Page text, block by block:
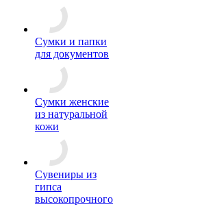
Сумки и папки
для документов
Сумки женские
из натуральной
кожи
Сувениры из
гипса
высокопрочного